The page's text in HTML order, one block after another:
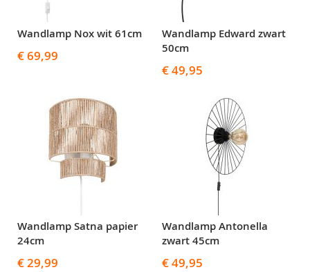
Wandlamp Nox wit 61cm
€ 69,99
Wandlamp Edward zwart
50cm
€ 49,95
Wandlamp Satna papier
24cm
€ 29,99
Wandlamp Antonella
zwart 45cm
€ 49,95